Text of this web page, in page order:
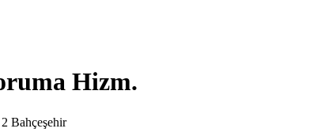
Hizm.
Bahçeşehir